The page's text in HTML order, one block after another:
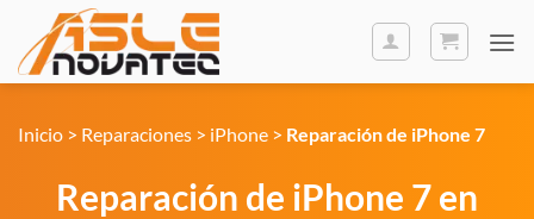
contenido
Inicio > Reparaciones > iPhone > Reparación de iPhone 7
Reparación de iPhone 7 en